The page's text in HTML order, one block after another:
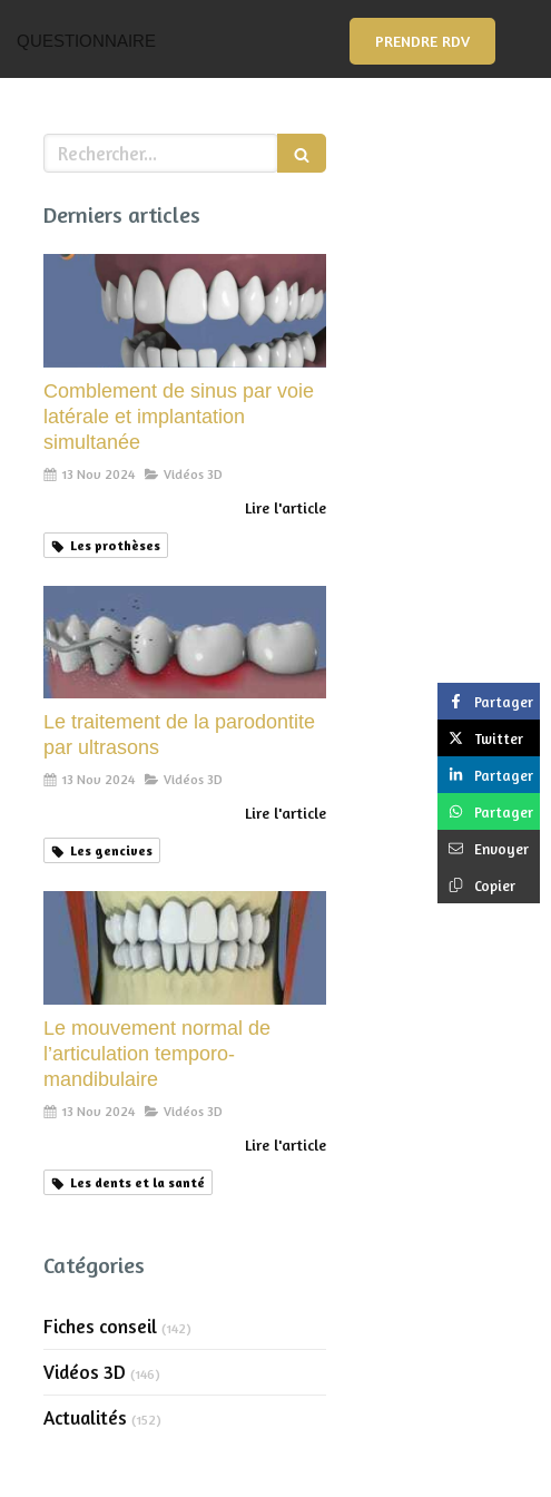
QUESTIONNAIRE PRENDRE RDV
Partager
Twitter
Partager
Partager
Envoyer
Copier
Rechercher
Derniers articles
Comblement de sinus par voie
latérale et implantation
simultanée
13 Nov 2024 Vidéos 3D
Lire l'article
Les prothèses
Le traitement de la parodontite
par ultrasons
13 Nov 2024 Vidéos 3D
Lire l'article
Les gencives
Le mouvement normal de
l’articulation temporo-
mandibulaire
13 Nov 2024 Vidéos 3D
Lire l'article
Les dents et la santé
Catégories
Fiches conseil (142)
Vidéos 3D (146)
Actualités (152)